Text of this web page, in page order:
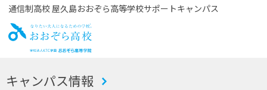
通信制高校 屋久島おおぞら高等学校サポートキャンパス
お
キャンパス情報